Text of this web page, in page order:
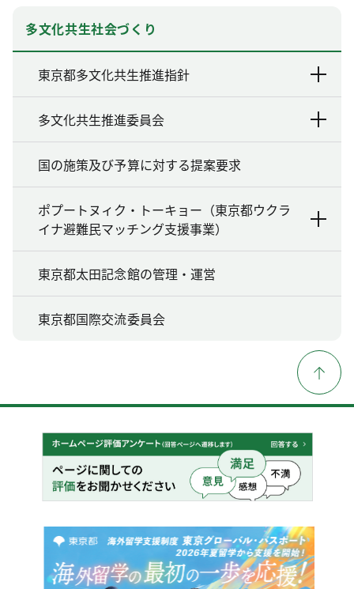
多文化共生社会づくり
東京都多文化共生推進指針
多文化共生推進委員会
国の施策及び予算に対する提案要求
ポプートヌィク・トーキョー（東京都ウクラ
イナ避難民マッチング支援事業）
東京都太田記念館の管理・運営
東京都国際交流委員会